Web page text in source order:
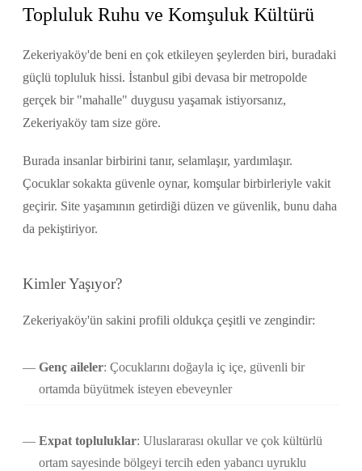
Topluluk Ruhu ve Komşuluk Kültürü
Zekeriyaköy'de beni en çok etkileyen şeylerden biri, buradaki
güçlü topluluk hissi. İstanbul gibi devasa bir metropolde
gerçek bir "mahalle" duygusu yaşamak istiyorsanız,
Zekeriyaköy tam size göre.
Burada insanlar birbirini tanır, selamlaşır, yardımlaşır.
Çocuklar sokakta güvenle oynar, komşular birbirleriyle vakit
geçirir. Site yaşamının getirdiği düzen ve güvenlik, bunu daha
da pekiştiriyor.
Kimler Yaşıyor?
Zekeriyaköy'ün sakini profili oldukça çeşitli ve zengindir:
Genç aileler: Çocuklarını doğayla iç içe, güvenli bir
ortamda büyütmek isteyen ebeveynler
Expat topluluklar: Uluslararası okullar ve çok kültürlü
ortam sayesinde bölgeyi tercih eden yabancı uyruklu